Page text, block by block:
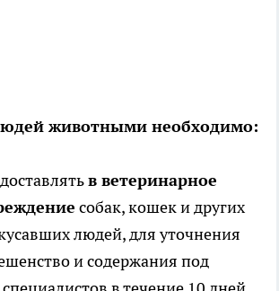
животными необходимо:
в ветеринарное
собак, кошек и других
людей, для уточнения
и содержания под